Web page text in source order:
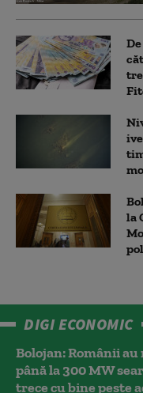
la
DIGI ECONOMIC
Bolojan: Românii
până la 300 MW
trece cu bine peste